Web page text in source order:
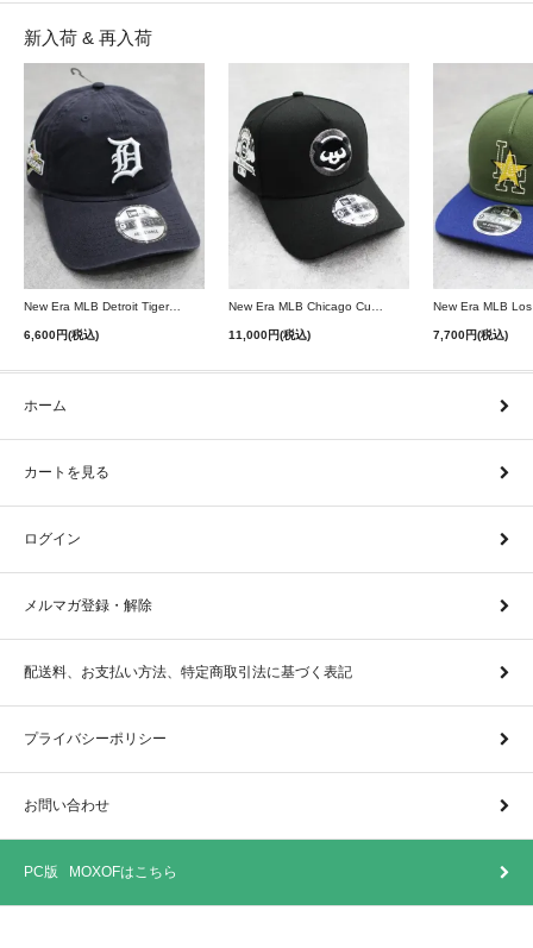
新入荷 & 再入荷
New Era MLB Detroit Tigers Postseason 9Twenty Strapback Cap - Navy
6,600円(税込) 11,000円(税込) 7,700円(税込)
ホーム
カートを見る
ログイン
メルマガ登録・解除
配送料、お支払い方法、特定商取引法に基づく表記
プライバシーポリシー
お問い合わせ
PC版 MOXOFはこちら